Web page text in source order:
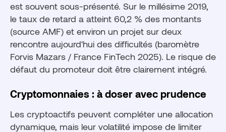
est souvent sous-présenté. Sur le millésime 2019,
le taux de retard a atteint 60,2 % des montants
(source AMF) et environ un projet sur deux
rencontre aujourd'hui des difficultés (baromètre
Forvis Mazars / France FinTech 2025). Le risque de
défaut du promoteur doit être clairement intégré.
Cryptomonnaies : à doser avec prudence
Les cryptoactifs peuvent compléter une allocation
dynamique, mais leur volatilité impose de limiter